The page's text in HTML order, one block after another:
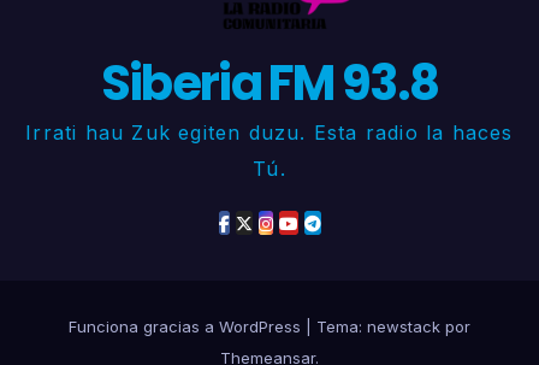
Siberia FM 93.8
Irrati hau Zuk egiten duzu. Esta radio la haces
Tú.
Funciona gracias a WordPress
Tema: newstack por
Themeansar.